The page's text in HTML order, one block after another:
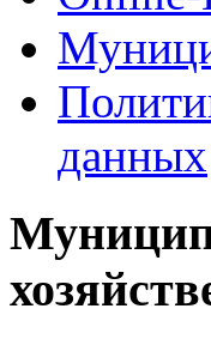
данных